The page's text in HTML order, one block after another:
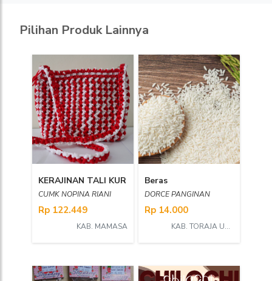
Pilihan Produk Lainnya
KERAJINAN TALI KUR
CUMK NOPINA RIANI
Rp 122.449
KAB. MAMASA
Beras
DORCE PANGINAN
Rp 14.000
KAB. TORAJA UTARA